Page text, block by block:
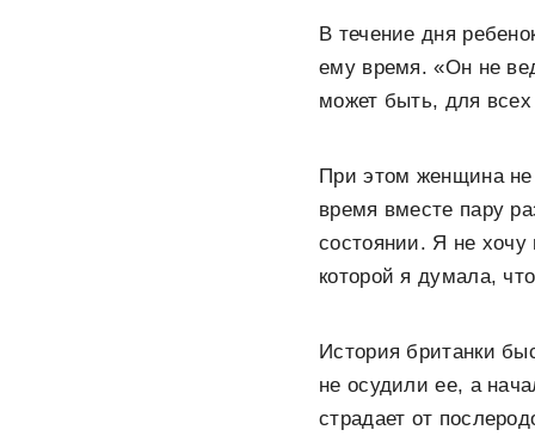
В течение дня
ему время. «Он не
может быть, для
При этом женщина
время вместе пару
состоянии. Я не хочу
которой я думала,
История британки
не осудили ее, а
страдает от